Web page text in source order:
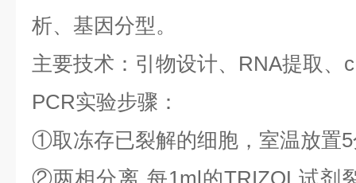
析、基因分型。
主要技术：引物设计、 RNA提取、
PCR实验步骤：
①取冻存已裂解的细胞，室温放置5
②两相分离 每1ml的TRIZOL试剂